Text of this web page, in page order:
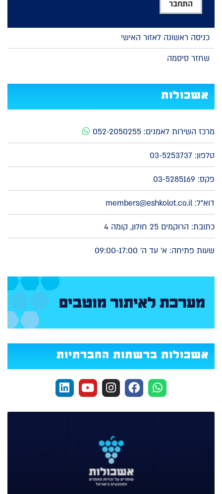
כניסה ראשונה לאזור האישי
שחזר סיסמה
אשכולות
מרכז השירות לאמנים: 052-2050255
טלפון: 03-5253737
פקס: 03-5285169
דוא"ל: members@eshkolot.co.il
כתובת: הרוקמים 25 חולון, קומה 4
שעות פתיחה: א' עד ה' 09:00-17:00
אשכולות ברשתות החברתיות